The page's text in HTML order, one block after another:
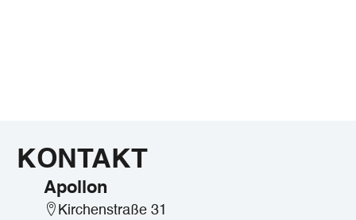
KONTAKT
Apollon
Kirchenstraße 31